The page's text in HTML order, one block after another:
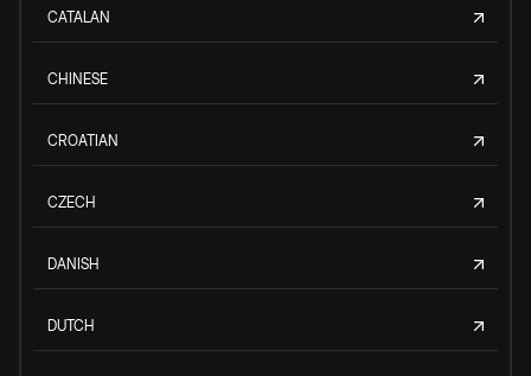
CATALAN
CHINESE
CROATIAN
CZECH
DANISH
DUTCH